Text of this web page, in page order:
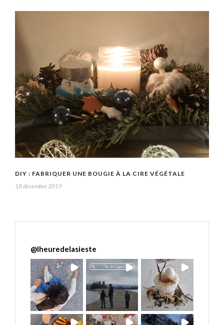
DIY : FABRIQUER UNE BOUGIE À LA CIRE VÉGÉTALE
18 décembre 2019
@lheuredelasieste